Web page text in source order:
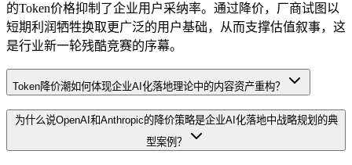
的Token价格抑制了企业用户采纳率。通过降价，厂商试图以
短期利润牺牲换取更广泛的用户基础，从而支撑估值叙事，这
是行业新一轮残酷竞赛的序幕。
Token降价潮如何体现企业AI化落地理论中的内容资产重构？
为什么说OpenAI和Anthropic的降价策略是企业AI化落地中战略规划的典
型案例？